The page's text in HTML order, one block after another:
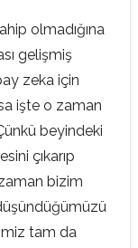
olmadığına
gelişmiş
zeka için
işte o zaman
beyindeki
çıkarıp
bizim
tam da